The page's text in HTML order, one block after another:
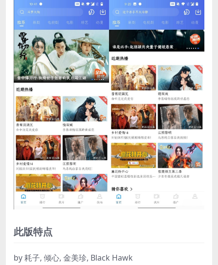
此版特点
by 耗子, 倾心, 金美珍, Black Hawk